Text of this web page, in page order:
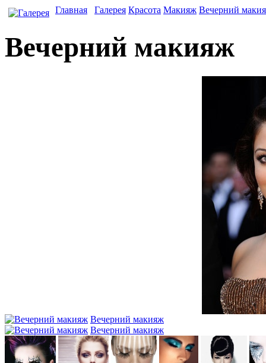
Главная Галерея Красота Макияж Вечерний
Вечерний макияж
Вечерний макияж
Вечерний макияж